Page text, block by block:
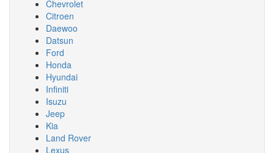
Chevrolet
Citroen
Daewoo
Datsun
Ford
Honda
Hyundai
Infiniti
Isuzu
Jeep
Kia
Land Rover
Lexus